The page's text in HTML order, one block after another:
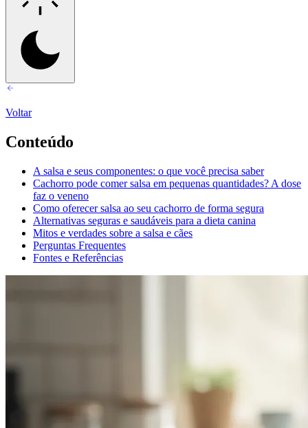
Voltar
Conteúdo
A salsa e seus componentes: o que você precisa saber
Cachorro pode comer salsa em pequenas quantidades? A dose
faz o veneno
Como oferecer salsa ao seu cachorro de forma segura
Alternativas seguras e saudáveis para a dieta canina
Mitos e verdades sobre a salsa e cães
Perguntas Frequentes
Fontes e Referências